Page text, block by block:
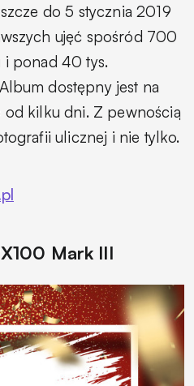
do 5 stycznia 2019
ujęć spośród 700
ponad 40 tys.
dostępny jest na
kilku dni. Z pewnością
ulicznej i nie tylko.
Mark III